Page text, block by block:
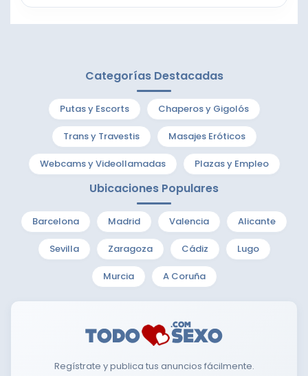
Categorías Destacadas
Putas y Escorts Chaperos y Gigolós
Trans y Travestis Masajes Eróticos
Webcams y Videollamadas Plazas y Empleo
Ubicaciones Populares
Barcelona Madrid Valencia Alicante
Sevilla Zaragoza Cádiz Lugo
Murcia A Coruña
Regístrate y publica tus anuncios fácilmente.